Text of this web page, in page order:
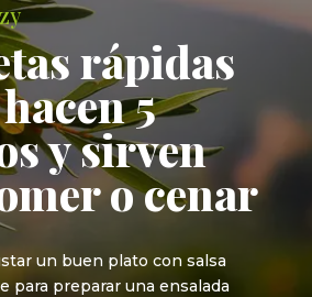
rápidas
5
y sirven
o cenar
un buen plato con salsa
para preparar una ensalada